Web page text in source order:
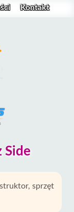
Kontakt
Side
sprzęt